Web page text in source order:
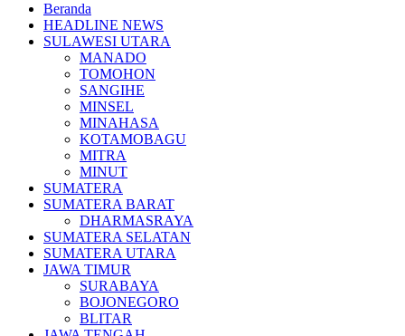
Beranda
HEADLINE NEWS
SULAWESI UTARA
MANADO
TOMOHON
SANGIHE
MINSEL
MINAHASA
KOTAMOBAGU
MITRA
MINUT
SUMATERA
SUMATERA BARAT
DHARMASRAYA
SUMATERA SELATAN
SUMATERA UTARA
JAWA TIMUR
SURABAYA
BOJONEGORO
BLITAR